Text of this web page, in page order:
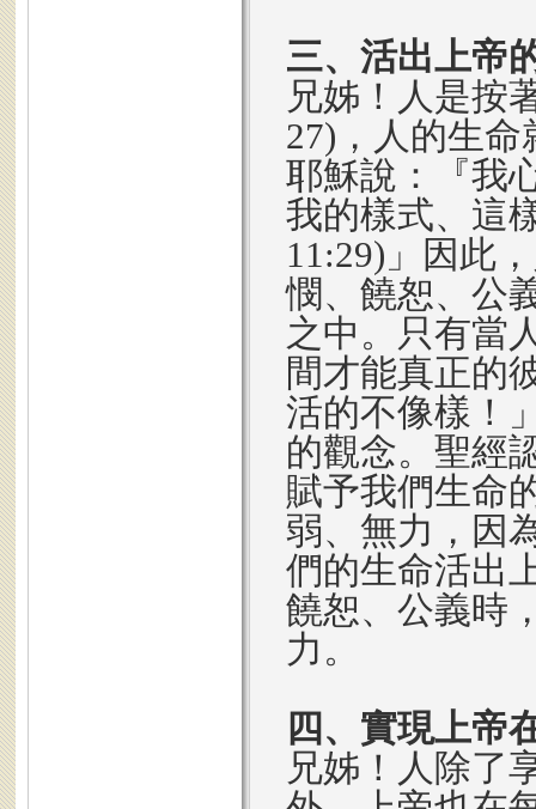
三、活出上帝
兄姊！人是按
27)，人的生
耶穌說：『我
我的樣式、這
11:29)」因此
憫、饒恕、公
之中。只有當
間才能真正的
活的不像樣！
的觀念。聖經
賦予我們生命
弱、無力，因
們的生命活出
饒恕、公義時
力。
四、實現上帝
兄姊！人除了